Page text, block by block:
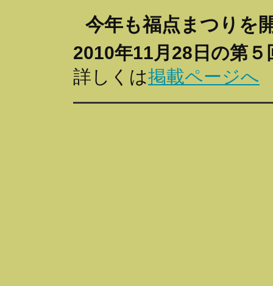
今年も福点まつりを
2010年11月28日の第
詳しくは掲載ページへ